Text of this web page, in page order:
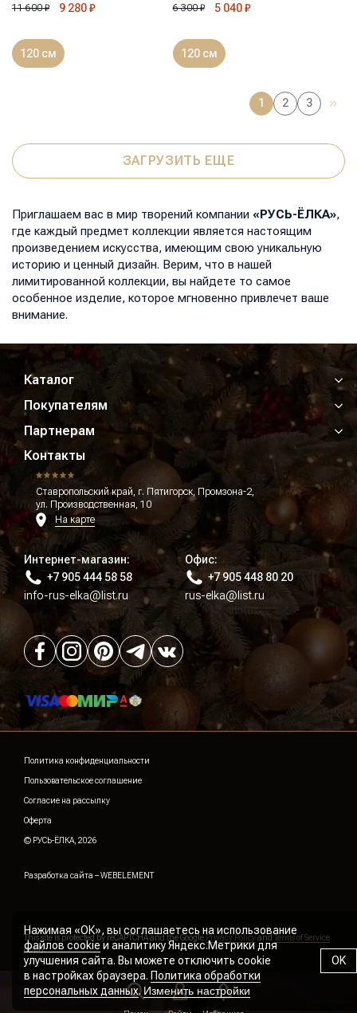
11 600₽ 9 280₽
120 см
6 300₽ 5 040₽
120 см
1 2 3
ЗАГРУЗИТЬ ЕЩЕ
Приглашаем вас в мир творений компании «РУСЬ-ЁЛКА»,
где каждый предмет коллекции является настоящим
произведением искусства, имеющим свою уникальную
историю и ценный дизайн. Верим, что в нашей
лимитированной коллекции, вы найдете то самое
особенное изделие, которое мгновенно привлечет ваше
внимание.
Каталог
Покупателям
Партнерам
Контакты
Ставропольский край, г. Пятигорск, Промзона-2,
ул. Производственная, 10
На карте
Интернет-магазин:
+7 905 444 58 58
info-rus-elka@list.ru
Офис:
+7 905 448 80 20
rus-elka@list.ru
Политика конфиденциальности
Пользовательское соглашение
Согласие на рассылку
Оферта
© РУСЬ-ЁЛКА, 2026
Разработка сайта –WEBELEMENT
This site is protected by reCAPTCHA and the Google Privacy Policyand Terms of Service
apply.
Нажимая «ОК», вы соглашаетесь на использование
файлов cookieи аналитику Яндекс.Метрики для
улучшения сайта. Вы можете отключить cookie
в настройках браузера. Политика обработки
персональных данных.Изменить настройки
OK